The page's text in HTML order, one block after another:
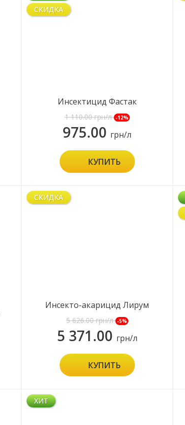
СКИДКА
Инсектицид Фастак
1 110.00грн/л -12%
975.00 грн/л
КУПИТЬ
СКИДКА
Инсекто-акарицид Лирум
5 626.00грн/л -5%
5 371.00 грн/л
КУПИТЬ
ХИТ